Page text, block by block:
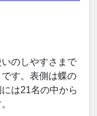
のしやすさまで
す。表側は蝶の
は21名の中から